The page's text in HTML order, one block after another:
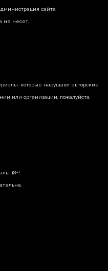
сайта
не несет.
которые нарушают авторские
или организации, пожалуйста,
18+!